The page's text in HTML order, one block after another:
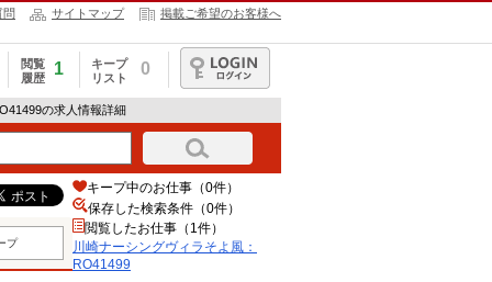
問 サイトマップ 掲載ご希望のお客様へ
閲覧
履歴
1
キープ
リスト
0
ログイン
の求人情報詳細
プ
キープ中のお仕事（0件）
保存した検索条件（0件）
閲覧したお仕事（1件）
川崎ナーシングヴィラそよ風：
RO41499